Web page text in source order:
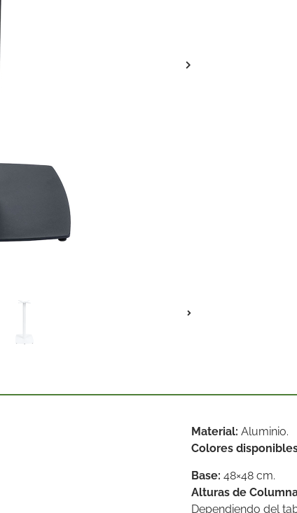
Material: Aluminio.
Colores
Base: 48×48 cm.
Alturas de
Dependiendo del